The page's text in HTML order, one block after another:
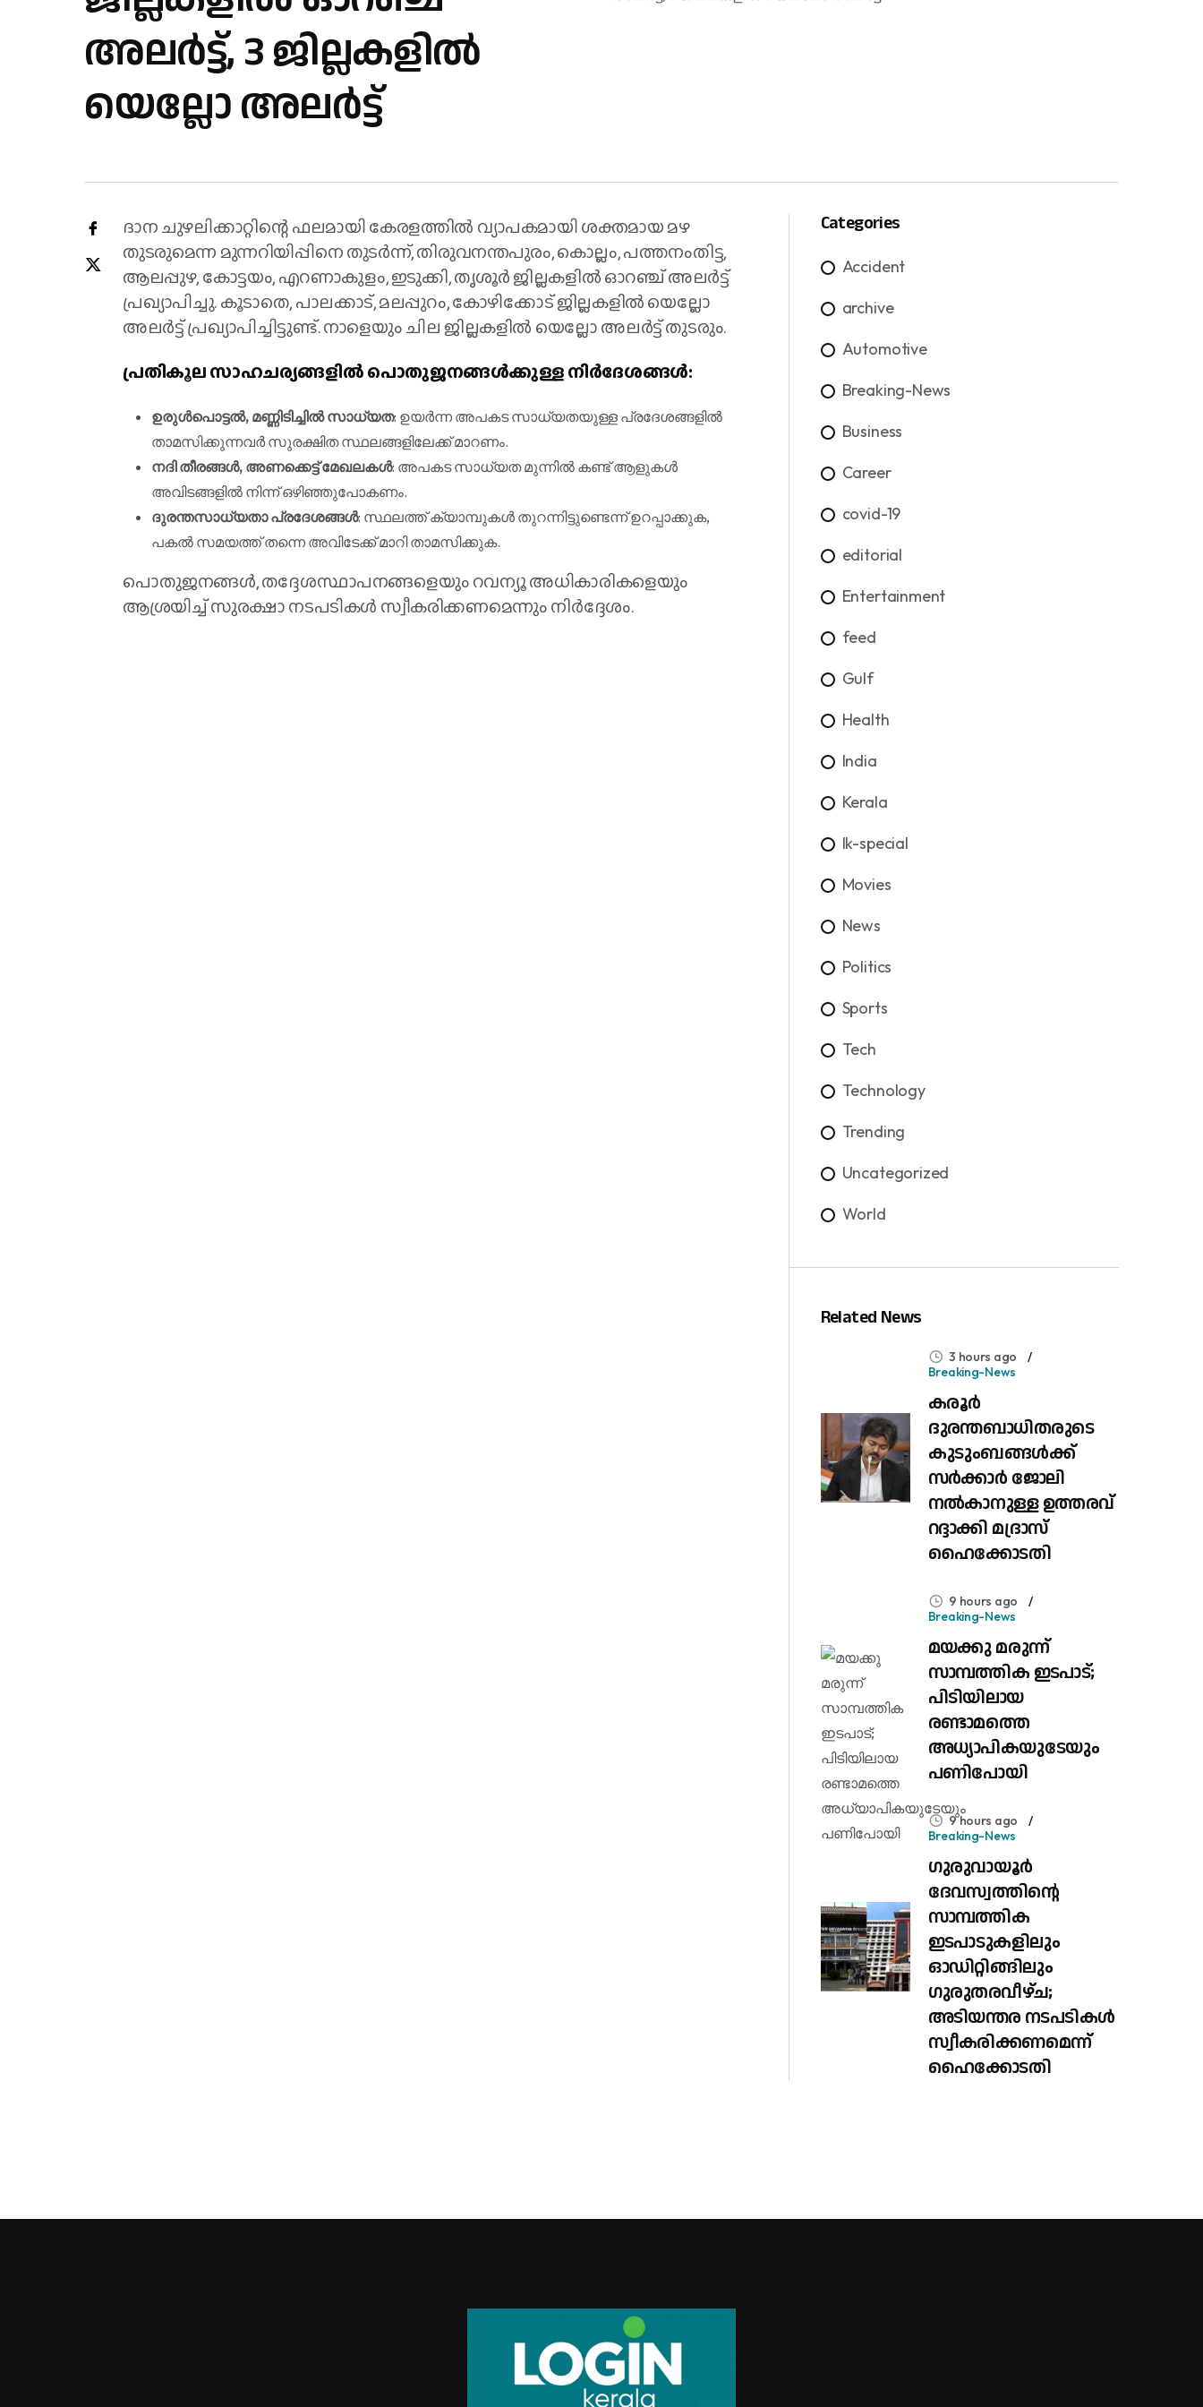
അലർട്ട്, 3 ജില്ലകളിൽ
യെല്ലോ അലർട്ട്
ദാന ചുഴലിക്കാറ്റിന്റെ ഫലമായി കേരളത്തിൽ വ്യാപകമായി ശക്തമായ മഴ
തുടരുമെന്ന മുന്നറിയിപ്പിനെ തുടർന്ന്, തിരുവനന്തപുരം, കൊല്ലം, പത്തനംതിട്ട,
ആലപ്പുഴ, കോട്ടയം, എറണാകുളം, ഇടുക്കി, തൃശൂർ ജില്ലകളിൽ ഓറഞ്ച് അലർട്ട്
പ്രഖ്യാപിച്ചു. കൂടാതെ, പാലക്കാട്, മലപ്പുറം, കോഴിക്കോട് ജില്ലകളിൽ യെല്ലോ
അലർട്ട് പ്രഖ്യാപിച്ചിട്ടുണ്ട്. നാളെയും ചില ജില്ലകളിൽ യെല്ലോ അലർട്ട് തുടരും.
പ്രതികൂല സാഹചര്യങ്ങളിൽ പൊതുജനങ്ങൾക്കുള്ള നിർദേശങ്ങൾ:
ഉരുൾപൊട്ടൽ, മണ്ണിടിച്ചിൽ സാധ്യത: ഉയർന്ന അപകട സാധ്യതയുള്ള പ്രദേശങ്ങളിൽ
താമസിക്കുന്നവർ സുരക്ഷിത സ്ഥലങ്ങളിലേക്ക് മാറണം.
നദി തീരങ്ങൾ, അണക്കെട്ട് മേഖലകൾ: അപകട സാധ്യത മുന്നിൽ കണ്ട് ആളുകൾ
അവിടങ്ങളിൽ നിന്ന് ഒഴിഞ്ഞുപോകണം.
ദുരന്തസാധ്യതാ പ്രദേശങ്ങൾ: സ്ഥലത്ത് ക്യാമ്പുകൾ തുറന്നിട്ടുണ്ടെന്ന് ഉറപ്പാക്കുക,
പകൽ സമയത്ത് തന്നെ അവിടേക്ക് മാറി താമസിക്കുക.
പൊതുജനങ്ങൾ, തദ്ദേശസ്ഥാപനങ്ങളെയും റവന്യൂ അധികാരികളെയും
ആശ്രയിച്ച് സുരക്ഷാ നടപടികൾ സ്വീകരിക്കണമെന്നും നിർദ്ദേശം.
Categories
Accident
archive
Automotive
Breaking-News
Business
Career
covid-19
editorial
Entertainment
feed
Gulf
Health
India
Kerala
lk-special
Movies
News
Politics
Sports
Tech
Technology
Trending
Uncategorized
World
Related News
3 hours ago
Breaking-News
കരൂർ
ദുരന്തബാധിതരുടെ
കുടുംബങ്ങൾക്ക്
സർക്കാർ ജോലി
നൽകാനുള്ള ഉത്തരവ്
റദ്ദാക്കി മദ്രാസ്
ഹൈക്കോടതി
9 hours ago
Breaking-News
മയക്കു മരുന്ന്
സാമ്പത്തിക ഇടപാട്;
പിടിയിലായ
രണ്ടാമത്തെ
അധ്യാപികയുടേയും
പണിപോയി
9 hours ago
Breaking-News
ഗുരുവായൂർ
ദേവസ്വത്തിന്റെ
സാമ്പത്തിക
ഇടപാടുകളിലും
ഓഡിറ്റിങ്ങിലും ​
ഗുരുതരവീഴ്ച;
അടിയന്തര നടപടികൾ
സ്വീകരിക്കണമെന്ന്
ഹൈക്കോടതി